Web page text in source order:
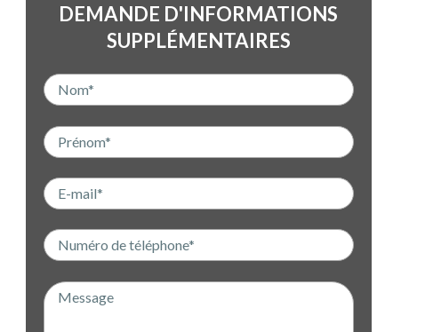
DEMANDE D'INFORMATIONS
SUPPLÉMENTAIRES